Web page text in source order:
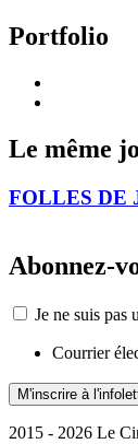
Portfolio
Le même
FOLLES DE
Abonnez-
Je ne suis pas
Courrier
2015 - 2026 Le